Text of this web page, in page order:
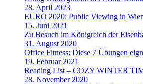
28. April 2023
EURO 2020: Public Viewing in
15. Juni 2021
Zu Besuch im Königreich der
31. August 2020
Office Fitness: Diese 7 Übungen
19. Februar 2021
Reading List – COZY WINTER
28. November 2020